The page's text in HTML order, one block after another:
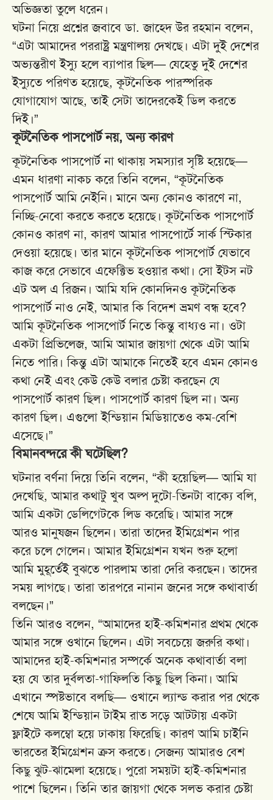
অভিজ্ঞতা তুলে ধরেন।
ঘটনা নিয়ে প্রশ্নের জবাবে ডা. জাহেদ উর রহমান বলেন,
“এটা আমাদের পররাষ্ট্র মন্ত্রণালয় দেখছে। এটা দুই দেশের
অভ্যন্তরীণ ইস্যু হলে ব্যাপার ছিল— যেহেতু দুই দেশের
ইস্যুতে পরিণত হয়েছে, কূটনৈতিক পারস্পরিক
যোগাযোগ আছে, তাই সেটা তাদেরকেই ডিল করতে
দিই।”
কূটনৈতিক পাসপোর্ট নয়, অন্য কারণ
কূটনৈতিক পাসপোর্ট না থাকায় সমস্যার সৃষ্টি হয়েছে—
এমন ধারণা নাকচ করে তিনি বলেন, “কূটনৈতিক
পাসপোর্ট আমি নেইনি। মানে অন্য কোনও কারণে না,
নিচ্ছি-নেবো করতে করতে হয়েছে। কূটনৈতিক পাসপোর্ট
কোনও কারণ না, কারণ আমার পাসপোর্টে সার্ক স্টিকার
দেওয়া হয়েছে। তার মানে কূটনৈতিক পাসপোর্ট যেভাবে
কাজ করে সেভাবে এফেক্টিভ হওয়ার কথা। সো ইটস নট
এট অল এ রিজন। আমি যদি কোনদিনও কূটনৈতিক
পাসপোর্ট নাও নেই, আমার কি বিদেশ ভ্রমণ বন্ধ হবে?
আমি কূটনৈতিক পাসপোর্ট নিতে কিন্তু বাধ্যও না। ওটা
একটা প্রিভিলেজ, আমি আমার জায়গা থেকে এটা আমি
নিতে পারি। কিন্তু এটা আমাকে নিতেই হবে এমন কোনও
কথা নেই এবং কেউ কেউ বলার চেষ্টা করছেন যে
পাসপোর্ট কারণ ছিল। পাসপোর্ট কারণ ছিল না। অন্য
কারণ ছিল। এগুলো ইন্ডিয়ান মিডিয়াতেও কম-বেশি
এসেছে।”
বিমানবন্দরে কী ঘটেছিল?
ঘটনার বর্ণনা দিয়ে তিনি বলেন, “কী হয়েছিল— আমি যা
দেখেছি, আমার কথাটু খুব অল্প দুটো-তিনটা বাক্যে বলি,
আমি একটা ডেলিগেটকে লিড করেছি। আমার সঙ্গে
আরও মানুষজন ছিলেন। তারা তাদের ইমিগ্রেশন পার
করে চলে গেলেন। আমার ইমিগ্রেশন যখন শুরু হলো
আমি মুহূর্তেই বুঝতে পারলাম তারা দেরি করছেন। তাদের
সময় লাগছে। তারা তারপরে নানান জনের সঙ্গে কথাবার্তা
বলছেন।”
তিনি আরও বলেন, “আমাদের হাই-কমিশনার প্রথম থেকে
আমার সঙ্গে ওখানে ছিলেন। এটা সবচেয়ে জরুরি কথা।
আমাদের হাই-কমিশনার সম্পর্কে অনেক কথাবার্তা বলা
হয় যে তার দুর্বলতা-গাফিলতি কিছু ছিল কিনা। আমি
এখানে স্পষ্টভাবে বলছি— ওখানে ল্যান্ড করার পর থেকে
শেষে আমি ইন্ডিয়ান টাইম রাত সড়ে আটটায় একটা
ফ্লাইটে কলম্বো হয়ে ঢাকায় ফিরেছি। কারণ আমি চাইনি
ভারতের ইমিগ্রেশন ক্রস করতে। সেজন্য আমারও বেশ
কিছু ঝুট-ঝামেলা হয়েছে। পুরো সময়টা হাই-কমিশনার
পাশে ছিলেন। তিনি তার জায়গা থেকে সলভ করার চেষ্টা